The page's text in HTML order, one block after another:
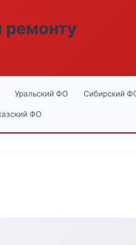
ремонту
Уральский ФО Сибирский
ФО